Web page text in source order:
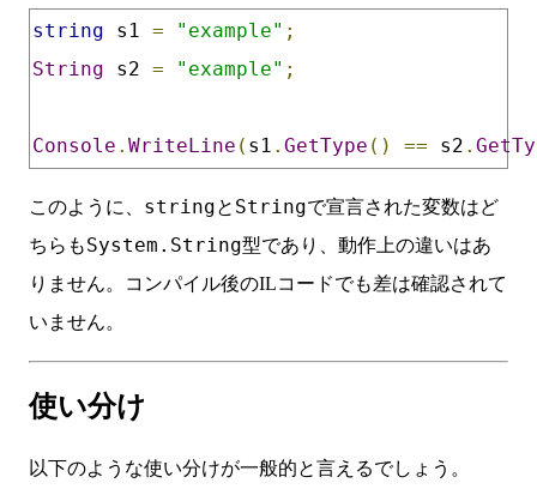
string s1 = "example" ;
String s2 = "example" ;
Console . WriteLine ( s1 . GetType () == s2 .
このように、 stringと Stringで宣言された変数はど
ちらもSystem.String型であり、動作上の違いはあ
りません。コンパイル後のILコードでも差は確認されて
いません。
使い分け
以下のような使い分けが一般的と言えるでしょう。